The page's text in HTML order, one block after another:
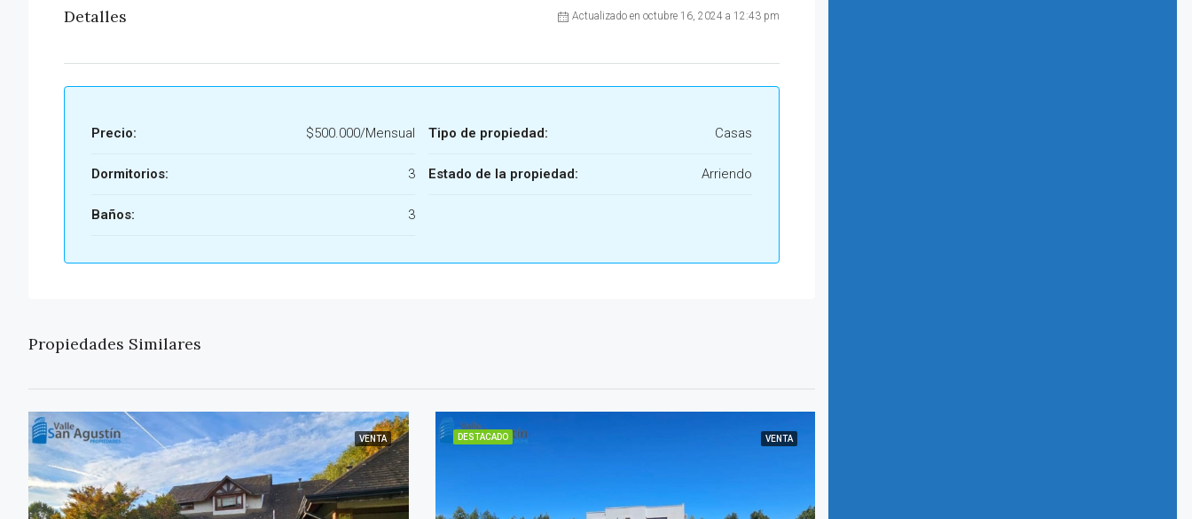
Detalles Actualizado en octubre 16, 2024 a 12:43 pm
Precio: $500.000/Mensual
Dormitorios: 3
Baños: 3
Tipo de propiedad: Casas
Estado de la propiedad: Arriendo
Propiedades Similares
VENTA DESTACADO VENTA